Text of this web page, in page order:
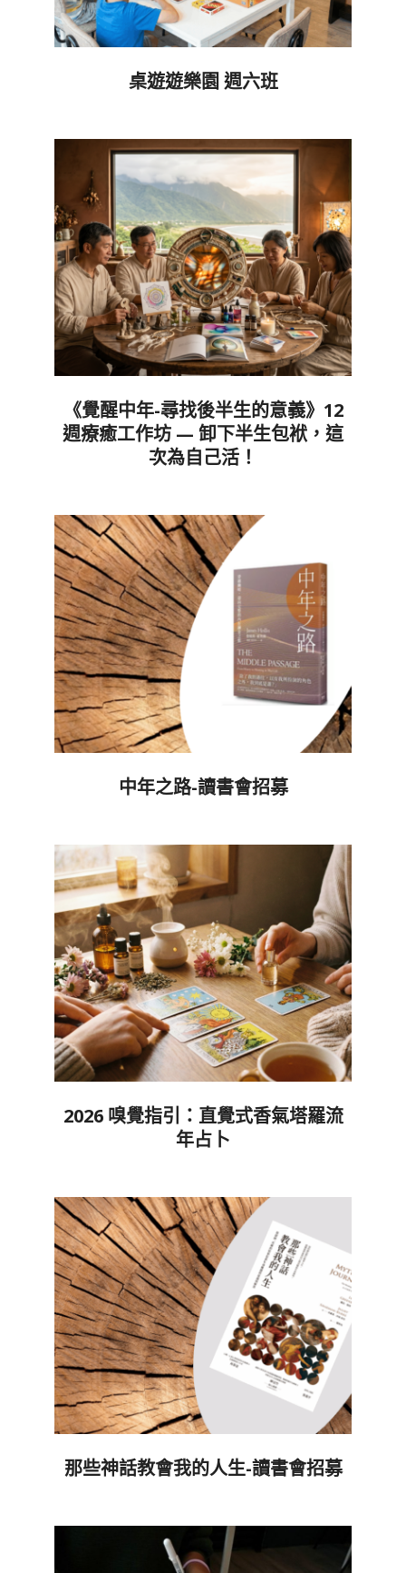
桌遊遊樂園 週六班
《覺醒中年-尋找後半生的意義》12
週療癒工作坊 — 卸下半生包袱，這
次為自己活！
16
中年之路-讀書會招募
11
2026 嗅覺指引：直覺式香氣塔羅流
年占卜
29
那些神話教會我的人生-讀書會招募